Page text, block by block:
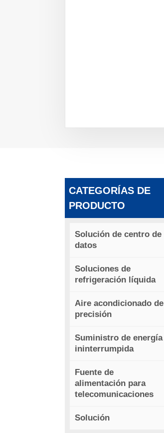
CATEGORÍAS DE
PRODUCTO
Solución de centro de
datos
Soluciones de
refrigeración líquida
Aire acondicionado de
precisión
Suministro de energía
ininterrumpida
Fuente de
alimentación para
telecomunicaciones
Solución